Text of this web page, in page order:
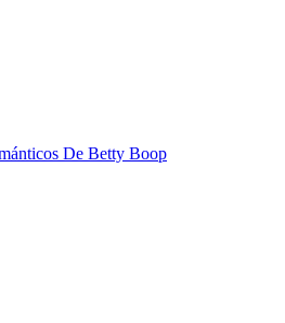
De Betty Boop